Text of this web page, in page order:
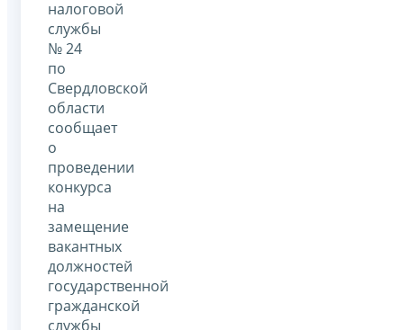
налоговой
службы
№ 24
по
Свердловской
области
сообщает
о
проведении
конкурса
на
замещение
вакантных
должностей
государственной
гражданской
службы